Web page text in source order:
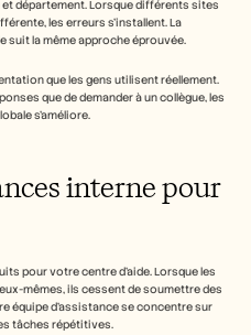
et département. Lorsque différents sites
les erreurs s'installent. La
suit la même approche éprouvée.
que les gens utilisent réellement.
que de demander à un collègue, les
s'améliore.
interne pour
pour votre centre d'aide. Lorsque les
mêmes, ils cessent de soumettre des
équipe d'assistance se concentre sur
tâches répétitives.